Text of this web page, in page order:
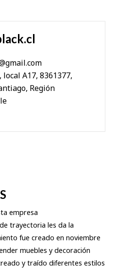
A17, 8361377,
Región
empresa
trayectoria les da la
fue creado en noviembre
muebles y decoración
y traído diferentes estilos